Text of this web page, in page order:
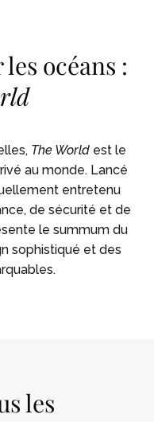
océans :
The World est le
au monde. Lancé
entretenu
de sécurité et de
le summum du
sophistiqué et des
les